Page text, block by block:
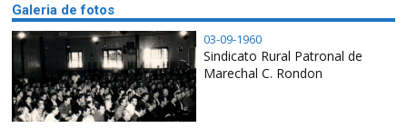
Galeria de fotos
03-09-1960
Sindicato Rural Patronal de
Marechal C. Rondon